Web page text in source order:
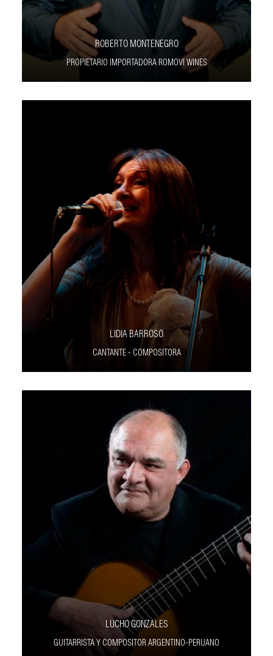
ROBERTO MONTENEGRO
PROPIETARIO IMPORTADORA ROMOVI WINES
LIDIA BARROSO
CANTANTE - COMPOSITORA
LUCHO GONZALES
GUITARRISTA Y COMPOSITOR ARGENTINO-PERUANO